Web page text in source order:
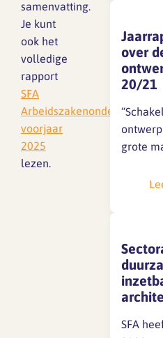
samenvatting.
Je kunt
ook het
volledige
rapport
SFA
Arbeidszakenonderzoek
voorjaar
2025
lezen.
van de
lees je
Je kunt
over
20/21
grote
(pdf),
SFA